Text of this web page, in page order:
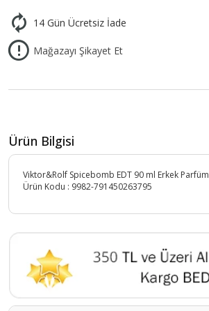
14 Gün Ücretsiz İade
Mağazayı Şikayet Et
Ürün Bilgisi
Viktor&Rolf Spicebomb EDT 90 ml Erkek Parfüm
Ürün Kodu : 9982-791450263795